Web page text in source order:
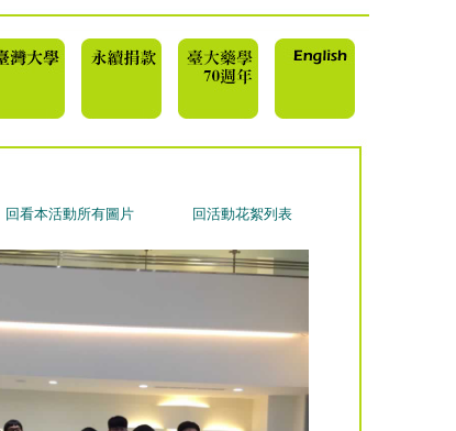
回看本活動所有圖片 回活動花絮列表